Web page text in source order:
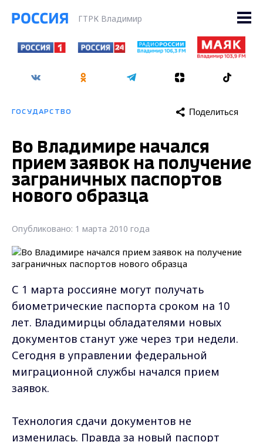
ГТРК Владимир
ГОСУДАРСТВО Поделиться
Во Владимире начался
прием заявок на получение
заграничных паспортов
нового образца
Опубликовано: 1 марта 2010 года
С 1 марта россияне могут получать
биометрические паспорта сроком на 10
лет. Владимирцы обладателями новых
документов станут уже через три недели.
Сегодня в управлении федеральной
миграционной службы начался прием
заявок.
Технология сдачи документов не
изменилась. Правда за новый паспорт